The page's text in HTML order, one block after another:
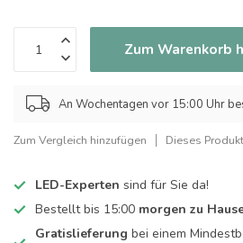
Zum Warenkorb
An Wochentagen vor 15:00 Uhr
Zum Vergleich hinzufügen Dieses
LED-Experten sind für Sie da!
Bestellt bis 15:00 morgen zu
Gratislieferung bei einem